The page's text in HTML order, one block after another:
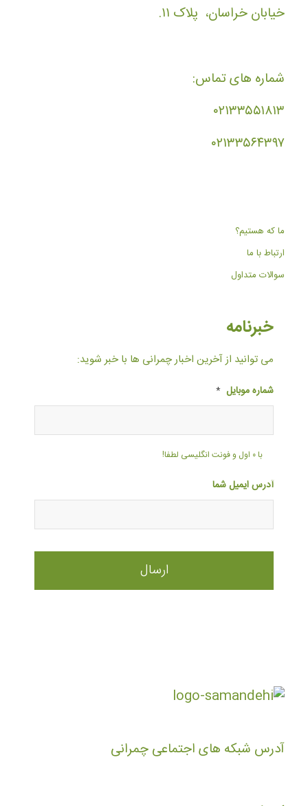
خیابان خراسان، پلاک ۱۱.
شماره های تماس:
۰۲۱۳۳۵۵۱۸۱۳
۰۲۱۳۳۵۶۴۳۹۷
ما که هستیم؟
ارتباط با ما
سوالات متداول
خبرنامه
می توانید از آخرین اخبار چمرانی ها با خبر شوید:
شماره موبایل *
با ۰ اول و فونت انگلیسی لطفا!
آدرس ایمیل شما
آدرس شبکه های اجتماعی چمرانی